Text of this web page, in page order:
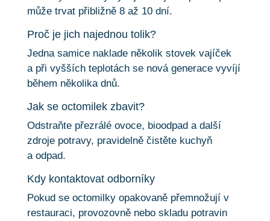
může trvat přibližně 8 až 10 dní.
Proč je jich najednou tolik?
Jedna samice naklade několik stovek vajíček
a při vyšších teplotách se nová generace vyvíjí
během několika dnů.
Jak se octomilek zbavit?
Odstraňte přezrálé ovoce, bioodpad a další
zdroje potravy, pravidelně čistěte kuchyň
a odpad.
Kdy kontaktovat odborníky
Pokud se octomilky opakovaně přemnožují v
restauraci, provozovně nebo skladu potravin